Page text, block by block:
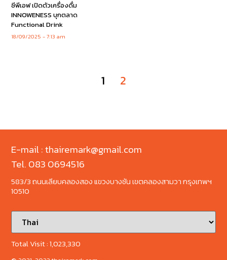
ซีพีเอฟ เปิดตัวเครื่องดื่ม
INNOWENESS บุกตลาด
Functional Drink
18/09/2025 7:13 am
1 2
E-mail : thairemark@gmail.com
Tel. 083 0694516
583/3 ถนนเลียบคลองสอง แขวงบางชัน เขตคลองสามวา กรุงเทพฯ
10510
Total Visit :1,023,330